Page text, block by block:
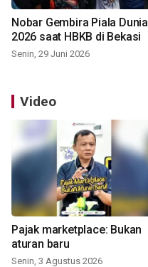
Nobar Gembira Piala Dunia
2026 saat HBKB di Bekasi
Senin, 29 Juni 2026
Video
Pajak marketplace: Bukan
aturan baru
Senin, 3 Agustus 2026